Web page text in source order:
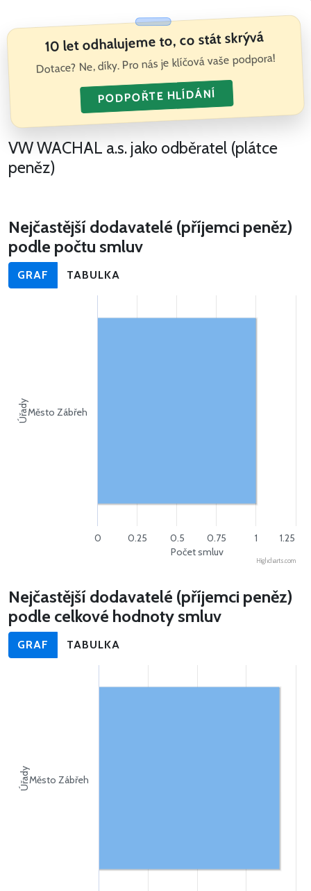
10 let odhalujeme to, co stát skrývá
Dotace? Ne, díky. Pro nás je klíčová vaše podpora!
PODPOŘTE HLÍDÁNÍ
VW WACHAL a.s. jako odběratel (plátce
peněz)
Nejčastější dodavatelé (příjemci peněz)
podle počtu smluv
GRAF TABULKA
Úřady
Počet smluv
Město Zábřeh
0 1
0.25 0.5 0.75 1.25
Highcharts.com
Nejčastější dodavatelé (příjemci peněz)
podle celkové hodnoty smluv
GRAF TABULKA
ÚřadyMěsto Zábřeh